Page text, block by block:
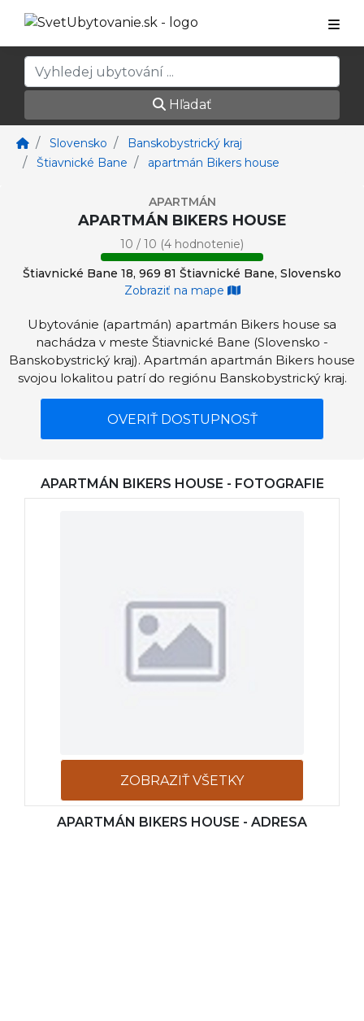
Hľadať
Slovensko
Banskobystrický kraj
Štiavnické Bane
apartmán Bikers house
APARTMÁN
APARTMÁN BIKERS HOUSE
10 / 10 (4 hodnotenie)
Štiavnické Bane 18, 969 81 Štiavnické Bane, Slovensko
Zobraziť na mape
Ubytovánie (apartmán) apartmán Bikers house sa
nachádza v meste Štiavnické Bane (Slovensko -
Banskobystrický kraj). Apartmán apartmán Bikers house
svojou lokalitou patrí do regiónu Banskobystrický kraj.
OVERIŤ DOSTUPNOSŤ
APARTMÁN BIKERS HOUSE - FOTOGRAFIE
ZOBRAZIŤ VŠETKY
FOTOGRAFIE
APARTMÁN BIKERS HOUSE - ADRESA